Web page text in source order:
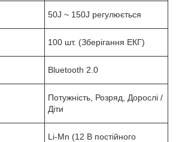
50J ~ 150J регулюється
100 шт. (Зберігання ЕКГ)
Bluetooth 2.0
Потужність, Розряд, Дорослі /
Діти
Li-Mn (12 В постійного